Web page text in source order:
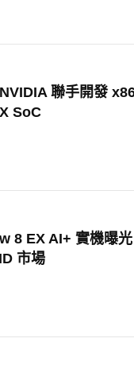
聯手開發
SoC
8 EX AI+ 實機曝
市場